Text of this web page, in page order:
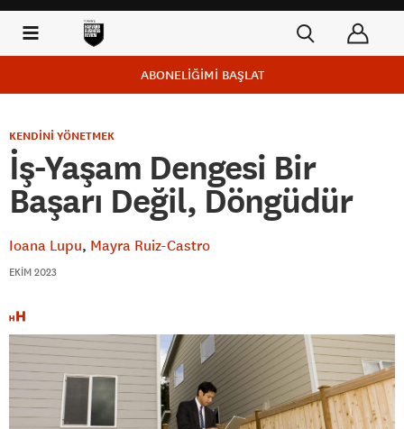
ABONELİĞİMİ BAŞLAT
KENDİNİ YÖNETMEK
İş-Yaşam Dengesi Bir
Başarı Değil, Döngüdür
Ioana Lupu Mayra Ruiz-Castro
EKIM 2023